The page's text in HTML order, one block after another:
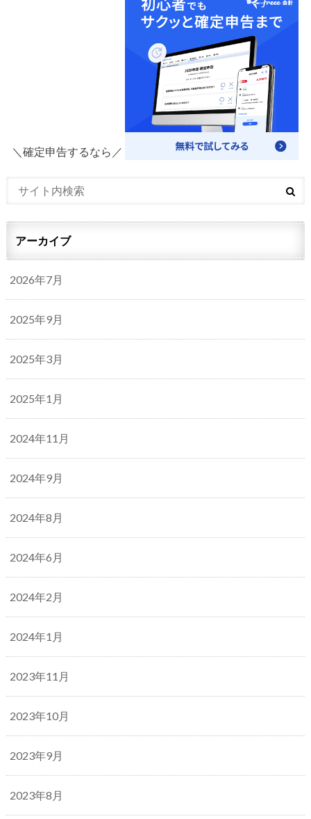
＼確定申告するなら／
アーカイブ
2026年7月
2025年9月
2025年3月
2025年1月
2024年11月
2024年9月
2024年8月
2024年6月
2024年2月
2024年1月
2023年11月
2023年10月
2023年9月
2023年8月